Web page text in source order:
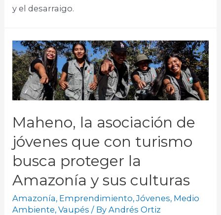
y el desarraigo.
Maheno, la asociación de
jóvenes que con turismo
busca proteger la
Amazonía y sus culturas
Amazonía, Emprendimiento,Jóvenes, Medio
Ambiente,Vaupés / ByAndrés Ortiz